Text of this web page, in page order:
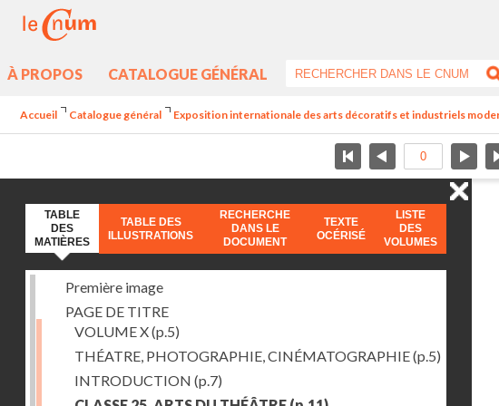
À PROPOS CATALOGUE GÉNÉRAL
Accueil Catalogue général Exposition internationale des arts décoratifs et industriels
TABLE
DES
MATIÈRES
TABLE DES
ILLUSTRATIONS
RECHERCHE
DANS LE
DOCUMENT
TEXTE
OCÉRISÉ
LISTE
DES
VOLUMES
Première image
PAGE DE TITRE
VOLUME X(p.5)
THÉATRE, PHOTOGRAPHIE, CINÉMATOGRAPHIE(p.5)
INTRODUCTION (p.7)